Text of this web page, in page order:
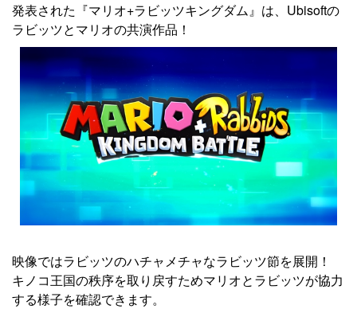
発表された『マリオ+ラビッツキングダム』は、Ubisoftの
ラビッツとマリオの共演作品！
映像ではラビッツのハチャメチャなラビッツ節を展開！
キノコ王国の秩序を取り戻すためマリオとラビッツが協力
する様子を確認できます。